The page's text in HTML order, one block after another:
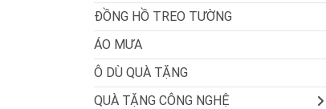
ĐỒNG HỒ TREO TƯỜNG
ÁO MƯA
Ô DÙ QUÀ TẶNG
QUÀ TẶNG CÔNG NGHỆ